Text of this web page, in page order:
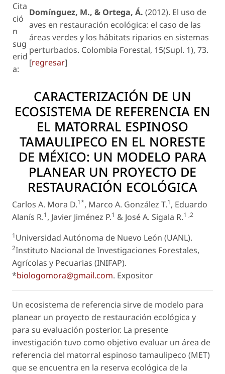
Cita
ció
n
sug
erid
a:
Domínguez, M., & Ortega, Á. (2012). El uso de
aves en restauración ecológica: el caso de las
áreas verdes y los hábitats riparios en sistemas
perturbados. Colombia Forestal, 15(Supl. 1), 73.
[regresar]
CARACTERIZACIÓN DE UN
ECOSISTEMA DE REFERENCIA EN
EL MATORRAL ESPINOSO
TAMAULIPECO EN EL NORESTE
DE MÉXICO: UN MODELO PARA
PLANEAR UN PROYECTO DE
RESTAURACIÓN ECOLÓGICA
Carlos A. Mora D.1*, Marco A. González T.1, Eduardo
Alanís R.1, Javier Jiménez P.1 & José A. Sigala R.1 ,2
1Universidad Autónoma de Nuevo León (UANL).
2Instituto Nacional de Investigaciones Forestales,
Agrícolas y Pecuarias (INIFAP).
*biologomora@gmail.com. Expositor
Un ecosistema de referencia sirve de modelo para
planear un proyecto de restauración ecológica y
para su evaluación posterior. La presente
investigación tuvo como objetivo evaluar un área de
referencia del matorral espinoso tamaulipeco (MET)
que se encuentra en la reserva ecológica de la